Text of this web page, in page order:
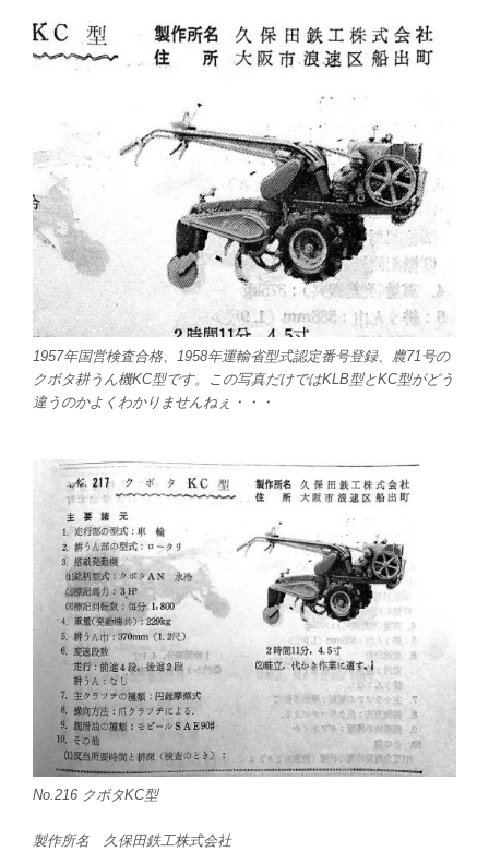
1957年国営検査合格、1958年運輸省型式認定番号登録、農71号の
クボタ耕うん機KC型です。この写真だけではKLB型とKC型がどう
違うのかよくわかりませんねぇ・・・
No.216 クボタKC型
製作所名 久保田鉄工株式会社